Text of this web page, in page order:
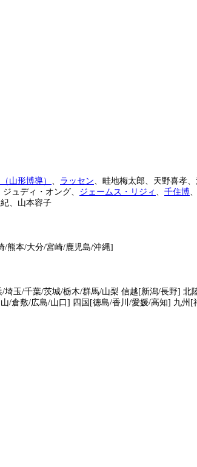
山形博導） 、 ラッセン、畦地梅太郎、天野喜孝
ュディ・オング、 ジェームス・リジィ 、 千住博
、山本容子
熊本/大分/宮崎/鹿児島/沖縄]
玉/千葉/茨城/栃木/群馬/山梨 信越[新潟/長野]
/倉敷/広島/山口] 四国[徳島/香川/愛媛/高知] 九州